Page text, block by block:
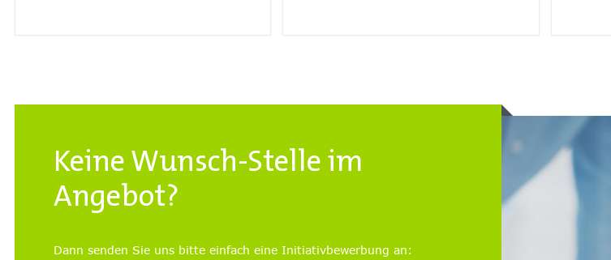
Keine Wunsch-Stelle im
Angebot?
Dann senden Sie uns bitte einfach eine Initiativbewerbung an: